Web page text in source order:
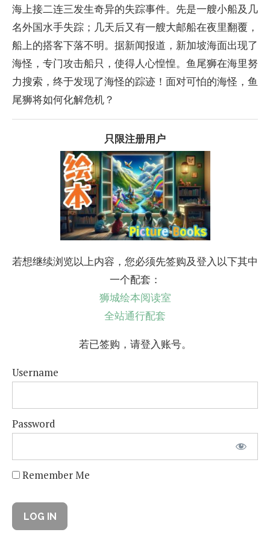
海上接二连三发生奇异的失踪事件。先是一艘小船及几
名外国水手失踪；几天后又有一艘大邮船在夜里翻覆，
船上的搭客下落不明。据新闻报道，新加坡海面出现了
海怪，专门攻击船只，使得人心惶惶。鱼尾狮在海里努
力搜索，终于发现了海怪的踪迹！面对可怕的海怪，鱼
尾狮将如何化解危机？­
只限注册用户
若想继续浏览以上内容，您必须先签购及登入以下其中
一个配套：
狮城绘本阅读室
全站通行配套
若已签购，请登入账号。
Username
Password
Remember Me